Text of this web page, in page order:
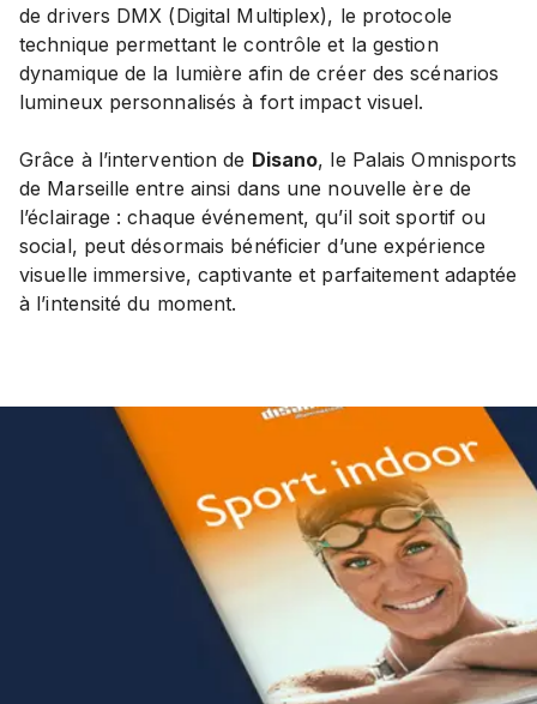
de drivers DMX (Digital Multiplex), le protocole
technique permettant le contrôle et la gestion
dynamique de la lumière afin de créer des scénarios
lumineux personnalisés à fort impact visuel.
Grâce à l’intervention de Disano, le Palais Omnisports
de Marseille entre ainsi dans une nouvelle ère de
l’éclairage : chaque événement, qu’il soit sportif ou
social, peut désormais bénéficier d’une expérience
visuelle immersive, captivante et parfaitement adaptée
à l’intensité du moment.